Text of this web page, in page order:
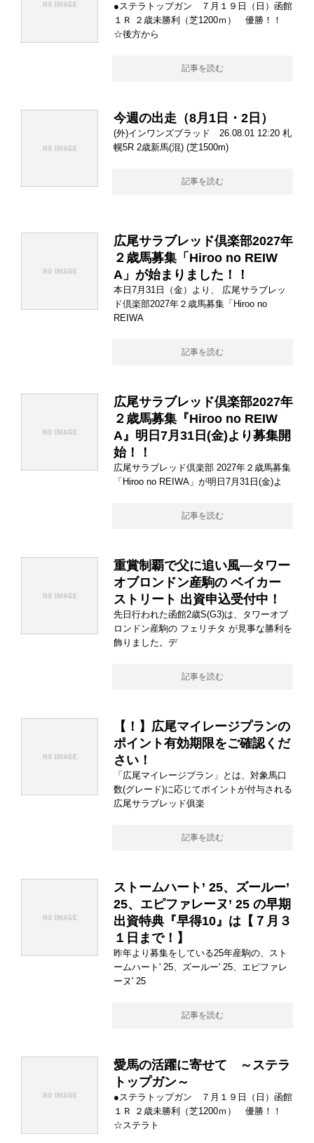
●ステラトップガン ７月１９日（日）函館
１Ｒ ２歳未勝利（芝1200ｍ） 優勝！！
☆後方から
記事を読む
今週の出走（8月1日・2日）
(外)インワンズブラッド 26.08.01 12:20 札
幌5R 2歳新馬(混) (芝1500m)
記事を読む
広尾サラブレッド倶楽部2027年
２歳馬募集「Hiroo no REIW
A」が始まりました！！
本日7月31日（金）より、 広尾サラブレッ
ド倶楽部2027年２歳馬募集「Hiroo no
REIWA
記事を読む
広尾サラブレッド倶楽部2027年
２歳馬募集『Hiroo no REIW
A』明日7月31日(金)より募集開
始！！
広尾サラブレッド倶楽部 2027年２歳馬募集
「Hiroo no REIWA」が明日7月31日(金)よ
記事を読む
重賞制覇で父に追い風―タワー
オブロンドン産駒の ベイカー
ストリート 出資申込受付中！
先日行われた函館2歳S(G3)は、タワーオブ
ロンドン産駒の フェリチタ が見事な勝利を
飾りました。デ
記事を読む
【！】広尾マイレージプランの
ポイント有効期限をご確認くだ
さい！
「広尾マイレージプラン」とは、対象馬口
数(グレード)に応じてポイントが付与される
広尾サラブレッド俱楽
記事を読む
ストームハート’ 25、ズールー’
25、エピファレーヌ’ 25 の早期
出資特典『早得10』は【７月３
１日まで！】
昨年より募集をしている25年産駒の、スト
ームハート' 25、ズールー' 25、エピファレ
ーヌ' 25
記事を読む
愛馬の活躍に寄せて ～ステラ
トップガン～
●ステラトップガン ７月１９日（日）函館
１Ｒ ２歳未勝利（芝1200ｍ） 優勝！！
☆ステラト